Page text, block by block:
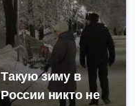
Такую зиму в
России никто не